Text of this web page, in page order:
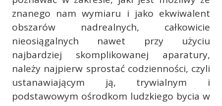
znanego nam wymiaru i jako ekwiwalent
obszarów nadrealnych, całkowicie
nieosiągalnych nawet przy użyciu
najbardziej skomplikowanej aparatury,
należy najpierw sprostać codzienności, czyli
ustanawiającym ją, trywialnym i
podstawowym ośrodkom ludzkiego bycia w